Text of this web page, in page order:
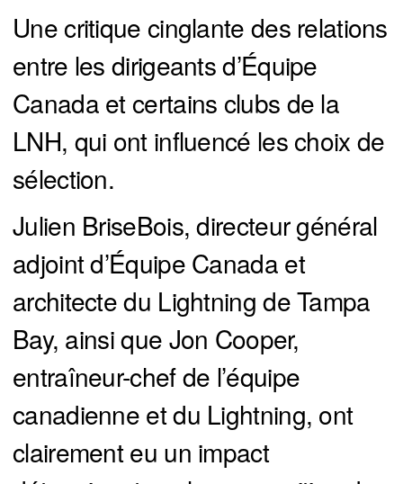
Une critique cinglante des relations
entre les dirigeants d’Équipe
Canada et certains clubs de la
LNH, qui ont influencé les choix de
sélection.
Julien BriseBois, directeur général
adjoint d’Équipe Canada et
architecte du Lightning de Tampa
Bay, ainsi que Jon Cooper,
entraîneur-chef de l’équipe
canadienne et du Lightning, ont
clairement eu un impact